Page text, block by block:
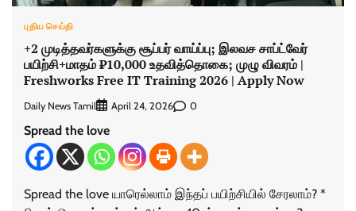
புதிய செய்தி
+2 முடித்தவர்களுக்கு சூப்பர் வாய்ப்பு; இலவச சாப்ட்வேர்
பயிற்சி+மாதம் ₹10,000 உதவித்தொகை; முழு விவரம் |
Freshworks Free IT Training 2026 | Apply Now
Daily News Tamil April 24, 2026 0
Spread the love
Spread the love யாரெல்லாம் இந்தப் பயிற்சியில் சேரலாம்? *